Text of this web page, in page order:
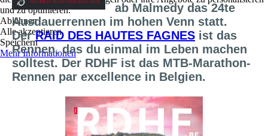
ab Malmedy das 24te
Ausdauerrennen im hohen Venn statt.
DerRAID DES HAUTES FAGNES ist das
Rennen, das du einmal im Leben machen
solltest. Der RDHF ist das MTB-Marathon-
Rennen par excellence in Belgien.
und zu optimieren.
Ablehnen
Alle akzeptieren
Speichern
Mehr Informationen